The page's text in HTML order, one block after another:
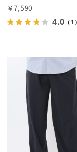
￥7,590
4.0 （1）